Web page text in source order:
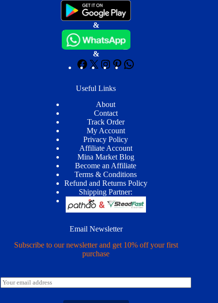
&
&
Useful Links
About
Contact
Track Order
My Account
Privacy Policy
Affiliate Account
Mina Market Blog
Become an Affiliate
Terms & Conditions
Refund and Returns Policy
Shipping Partner:
Email Newsletter
Subscribe to our newsletter and get 10% off your first
purchase
E
m